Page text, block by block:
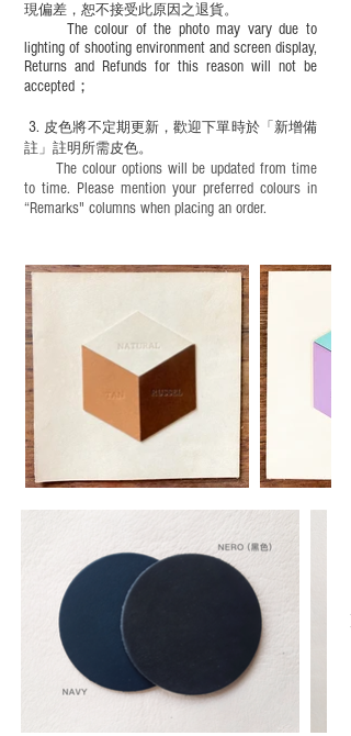
現偏差，恕不接受此原因之退貨。
The colour of the photo may vary due to
lighting of shooting environment and screen display,
Returns and Refunds for this reason will not be
accepted；
3. 皮色將不定期更新，歡迎下單時於「新增備
註」註明 所需皮色。
The colour options will be updated from time
to time. Please mention your preferred colours in
“Remarks" columns when placing an order.